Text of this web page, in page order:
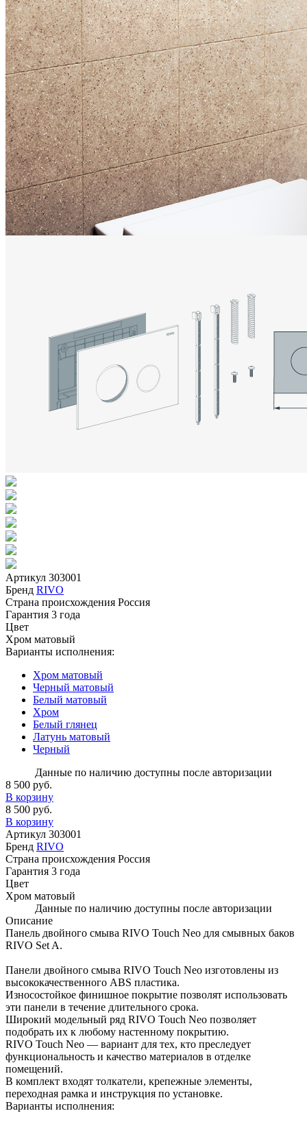
Артикул 303001
Бренд RIVO
Страна происхождения Россия
Гарантия 3 года
Цвет
Хром матовый
Варианты исполнения:
Хром матовый
Черный матовый
Белый матовый
Хром
Белый глянец
Латунь матовый
Черный
Данные по наличию доступны после авторизации
8 500 руб.
В корзину
8 500 руб.
В корзину
Артикул 303001
Бренд RIVO
Страна происхождения Россия
Гарантия 3 года
Цвет
Хром матовый
Данные по наличию доступны после авторизации
Описание
Панель двойного смыва RIVO Touch Neo для смывных баков
RIVO Set A.
Панели двойного смыва RIVO Touch Neo изготовлены из
высококачественного ABS пластика.
Износостойкое финишное покрытие позволят использовать
эти панели в течение длительного срока.
Широкий модельный ряд RIVO Touch Neo позволяет
подобрать их к любому настенному покрытию.
RIVO Touch Neo — вариант для тех, кто преследует
функциональность и качество материалов в отделке
помещений.
В комплект входят толкатели, крепежные элементы,
переходная рамка и инструкция по установке.
Варианты исполнения: